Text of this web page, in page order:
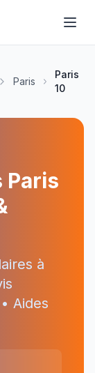
Paris
Paris
10
Paris
à
Aides